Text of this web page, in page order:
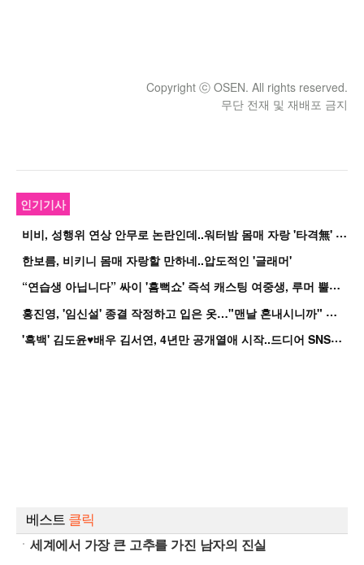
Copyright ⓒ OSEN. All rights reserved.
무단 전재 및 재배포 금지
인기기사
비
비, 성행위 연상 안무로 논란인데..워터밤 몸매 자랑 '타격無' 근황
한보름, 비키니 몸매 자랑할 만하네..압도적인 '글래머'
“
연습생 아닙니다” 싸이 '흠뻑쇼' 즉석 캐스팅 여중생, 루머 뿔났다[Oh!쎈 이...
홍
진영, '임신설' 종결 작정하고 입은 옷…"맨날 혼내시니까" 억울
'
흑백' 김도윤♥배우 김서연, 4년만 공개열애 시작..드디어 SNS에 노출 [핫피...